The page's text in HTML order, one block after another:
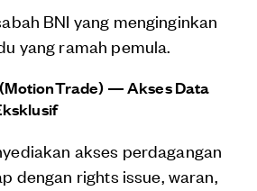
BNI yang menginginkan
yang ramah pemula.
— Akses Data
akses perdagangan
dengan rights issue, waran,